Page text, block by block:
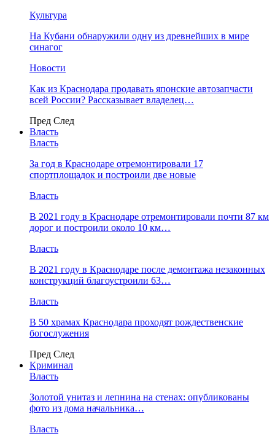
Культура
На Кубани обнаружили одну из древнейших в мире
синагог
Новости
Как из Краснодара продавать японские автозапчасти
всей России? Рассказывает владелец…
Пред След
Власть
Власть
За год в Краснодаре отремонтировали 17
спортплощадок и построили две новые
Власть
В 2021 году в Краснодаре отремонтировали почти 87 км
дорог и построили около 10 км…
Власть
В 2021 году в Краснодаре после демонтажа незаконных
конструкций благоустроили 63…
Власть
В 50 храмах Краснодара проходят рождественские
богослужения
Пред След
Криминал
Власть
​Золотой унитаз и лепнина на стенах: опубликованы
фото из дома начальника…
Власть